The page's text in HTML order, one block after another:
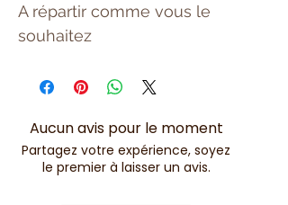
A répartir comme vous le
souhaitez
Aucun avis pour le moment
Partagez votre expérience, soyez
le premier à laisser un avis.